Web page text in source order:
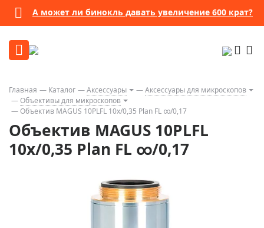
А может ли бинокль давать увеличение 600 крат?
Главная Каталог Аксессуары
Аксессуары для микроскопов
Объективы для микроскопов
Объектив MAGUS 10PLFL 10х/0,35 Plan FL ∞/0,17
Объектив MAGUS 10PLFL
10х/0,35 Plan FL ∞/0,17